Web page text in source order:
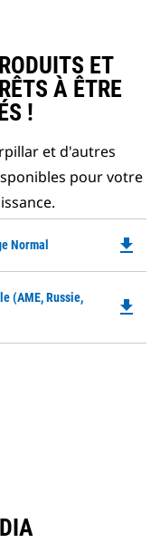
ET
À ÊTRE
!
et d'autres
pour votre
Normal file_download
(AME, Russie,
file_download